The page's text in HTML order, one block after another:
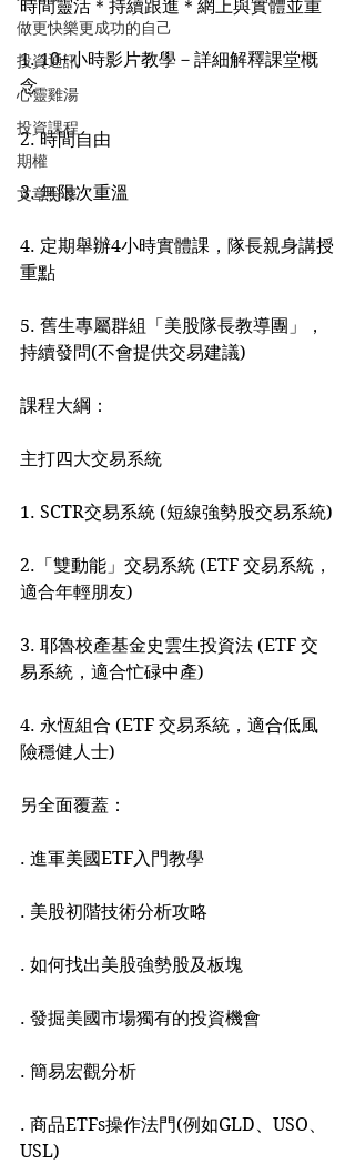
做更快樂更成功的自己
投資通訊
心靈雞湯
投資課程
期權
文章分享
時間靈活＊持續跟進＊網上與實體並重
1. 10+小時影片教學－詳細解釋課堂概
念
2. 時間自由
3. 無限次重溫
4. 定期舉辦4小時實體課，隊長親身講授
重點
5. 舊生專屬群組「美股隊長教導團」，
持續發問(不會提供交易建議)
課程大綱：
主打四大交易系統
1. SCTR交易系統 (短線強勢股交易系統)
2.「雙動能」交易系統 (ETF 交易系統，
適合年輕朋友)
3. 耶魯校產基金史雲生投資法 (ETF 交
易系統，適合忙碌中產)
4. 永恆組合 (ETF 交易系統，適合低風
險穩健人士)
另全面覆蓋：
. 進軍美國ETF入門教學
. 美股初階技術分析攻略
. 如何找出美股強勢股及板塊
. 發掘美國市場獨有的投資機會
. 簡易宏觀分析
. 商品ETFs操作法門(例如GLD、USO、
USL)